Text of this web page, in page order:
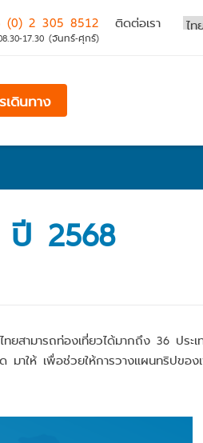
(0) 2 305 8512
17.30 (จันทร์-ศุกร์)
ติดต่อเรา
เดินทาง
ปี 2568
ยสามารถท่องเที่ยวได้มากถึง 36 ประเ
มาให้ เพื่อช่วยให้การวางแผนทริปของ